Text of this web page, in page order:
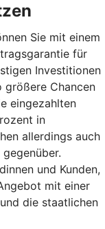
Sie mit einem
für
Investitionen
größere Chancen
eingezahlten
in
allerdings auch
und Kunden,
mit einer
die staatlichen